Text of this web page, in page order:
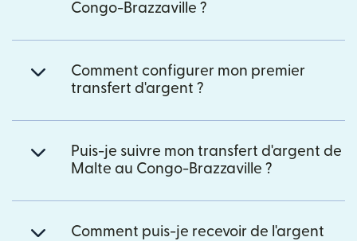
Congo-Brazzaville ?
Comment configurer mon premier
transfert d'argent ?
Puis-je suivre mon transfert d'argent de
Malte au Congo-Brazzaville ?
Comment puis-je recevoir de l'argent